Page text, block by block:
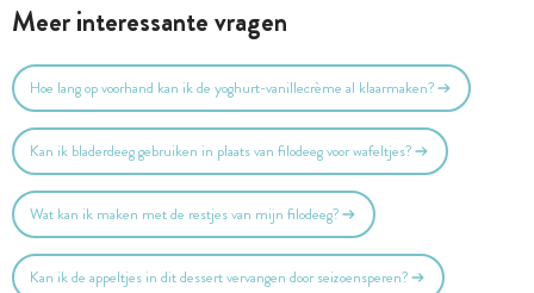
Meer interessante vragen
Hoe lang op voorhand kan ik de yoghurt-vanillecrème al klaarmaken?
Kan ik bladerdeeg gebruiken in plaats van filodeeg voor wafeltjes?
Wat kan ik maken met de restjes van mijn filodeeg?
Kan ik de appeltjes in dit dessert vervangen door seizoensperen?